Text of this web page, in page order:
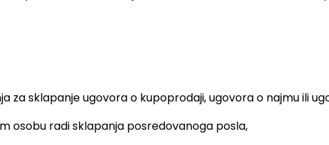
sklapanje ugovora o kupoprodaji, ugovora o najmu ili
osobu radi sklapanja posredovanoga posla,